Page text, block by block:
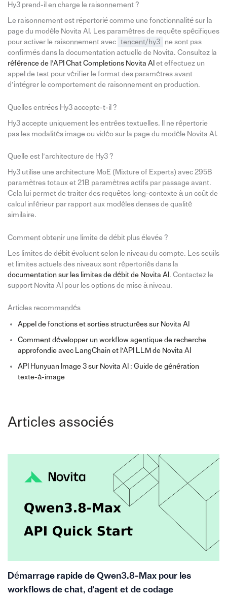
Hy3 prend-il en charge le raisonnement ?
Le raisonnement est répertorié comme une fonctionnalité sur la
page du modèle Novita AI. Les paramètres de requête spécifiques
pour activer le raisonnement avec tencent/hy3
ne sont pas
confirmés dans la documentation actuelle de Novita. Consultez la
référence de l’API Chat Completions Novita AI et effectuez un
appel de test pour vérifier le format des paramètres avant
d’intégrer le comportement de raisonnement en production.
Quelles entrées Hy3 accepte-t-il ?
Hy3 accepte uniquement les entrées textuelles. Il ne répertorie
pas les modalités image ou vidéo sur la page du modèle Novita AI.
Quelle est l’architecture de Hy3 ?
Hy3 utilise une architecture MoE (Mixture of Experts) avec 295B
paramètres totaux et 21B paramètres actifs par passage avant.
Cela lui permet de traiter des requêtes long-contexte à un coût de
calcul inférieur par rapport aux modèles denses de qualité
similaire.
Comment obtenir une limite de débit plus élevée ?
Les limites de débit évoluent selon le niveau du compte. Les seuils
et limites actuels des niveaux sont répertoriés dans la
documentation sur les limites de débit de Novita AI . Contactez le
support Novita AI pour les options de mise à niveau.
Articles recommandés
Appel de fonctions et sorties structurées sur Novita AI
Comment développer un workflow agentique de recherche
approfondie avec LangChain et l’API LLM de Novita AI
API Hunyuan Image 3 sur Novita AI : Guide de génération
texte-à-image
Articles associés
Démarrage rapide de Qwen3.8-Max pour les
workflows de chat, d'agent et de codage